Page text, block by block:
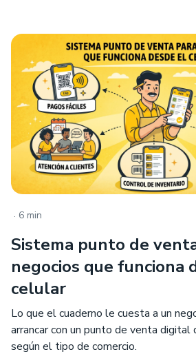
. 6 min
Sistema punto de
negocios que funciona
celular
Lo que el cuaderno le cuesta a un
arrancar con un punto de venta
según el tipo de comercio.